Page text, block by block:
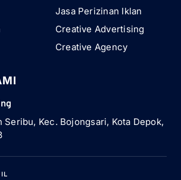
Jasa Perizinan Iklan
Creative Advertising
Creative Agency
Seribu, Kec. Bojongsari, Kota Depok,